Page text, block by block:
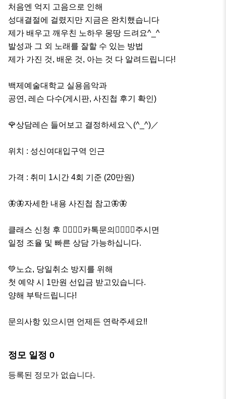
처음엔 억지 고음으로 인해
성대결절에 걸렸지만 지금은 완치했습니다
제가 배우고 깨우친 노하우 몽땅 드려요^_^
발성과 그 외 노래를 잘할 수 있는 방법
제가 가진 것, 배운 것, 아는 것 다 알려드립니다!
백제예술대학교 실용음악과
공연, 레슨 다수(게시판, 사진첩 후기 확인)
🌹상담레슨 들어보고 결정하세요＼(^_^)／
위치 : 성신여대입구역 인근
가격 : 취미 1시간 4회 기준 (20만원)
🦋🦋자세한 내용 사진첩 참고🦋🦋
클래스 신청 후 🙋‍♀️🙋‍♀️카톡문의🙋‍♀️🙋‍♀️주시면
일정 조율 및 빠른 상담 가능하십니다.
💚노쇼, 당일취소 방지를 위해
첫 예약 시 1만원 선입금 받고있습니다.
양해 부탁드립니다!
문의사항 있으시면 언제든 연락주세요!!
정모 일정 0
등록된 정모가 없습니다.